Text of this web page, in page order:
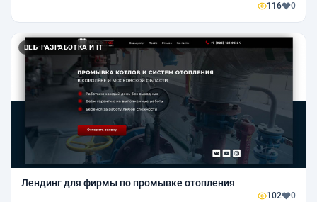
116 0
ВЕБ-РАЗРАБОТКА И IT
Лендинг для фирмы по промывке отопления
102 0